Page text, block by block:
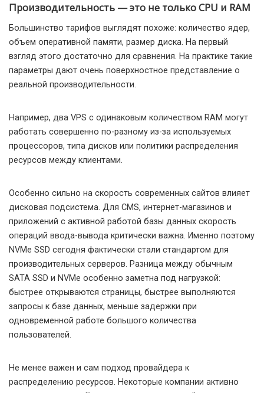
Производительность — это не только CPU и RAM
Большинство тарифов выглядят похоже: количество ядер,
объем оперативной памяти, размер диска. На первый
взгляд этого достаточно для сравнения. На практике такие
параметры дают очень поверхностное представление о
реальной производительности.
Например, два VPS с одинаковым количеством RAM могут
работать совершенно по-разному из-за используемых
процессоров, типа дисков или политики распределения
ресурсов между клиентами.
Особенно сильно на скорость современных сайтов влияет
дисковая подсистема. Для CMS, интернет-магазинов и
приложений с активной работой базы данных скорость
операций ввода-вывода критически важна. Именно поэтому
NVMe SSD сегодня фактически стали стандартом для
производительных серверов. Разница между обычным
SATA SSD и NVMe особенно заметна под нагрузкой:
быстрее открываются страницы, быстрее выполняются
запросы к базе данных, меньше задержки при
одновременной работе большого количества
пользователей.
Не менее важен и сам подход провайдера к
распределению ресурсов. Некоторые компании активно